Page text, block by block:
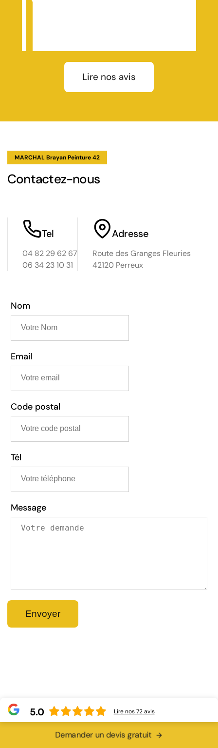
Lire nos avis
MARCHAL Brayan Peinture 42
Contactez-nous
Tel
04 82 29 62 67
06 34 23 10 31
Adresse
Route des Granges Fleuries
42120 Perreux
Nom
Email
Code postal
Tél
Message
Demander un devis gratuit
5.0 Lire nos72avis